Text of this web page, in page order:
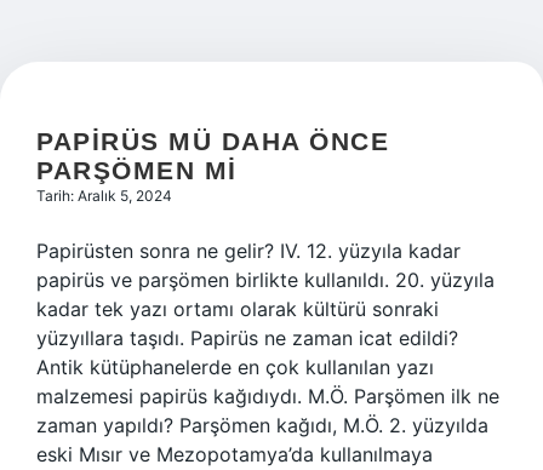
PAPIRÜS MÜ DAHA ÖNCE
PARŞÖMEN MI
Tarih: Aralık 5, 2024
Papirüsten sonra ne gelir? IV. 12. yüzyıla kadar
papirüs ve parşömen birlikte kullanıldı. 20. yüzyıla
kadar tek yazı ortamı olarak kültürü sonraki
yüzyıllara taşıdı. Papirüs ne zaman icat edildi?
Antik kütüphanelerde en çok kullanılan yazı
malzemesi papirüs kağıdıydı. M.Ö. Parşömen ilk ne
zaman yapıldı? Parşömen kağıdı, M.Ö. 2. yüzyılda
eski Mısır ve Mezopotamya’da kullanılmaya